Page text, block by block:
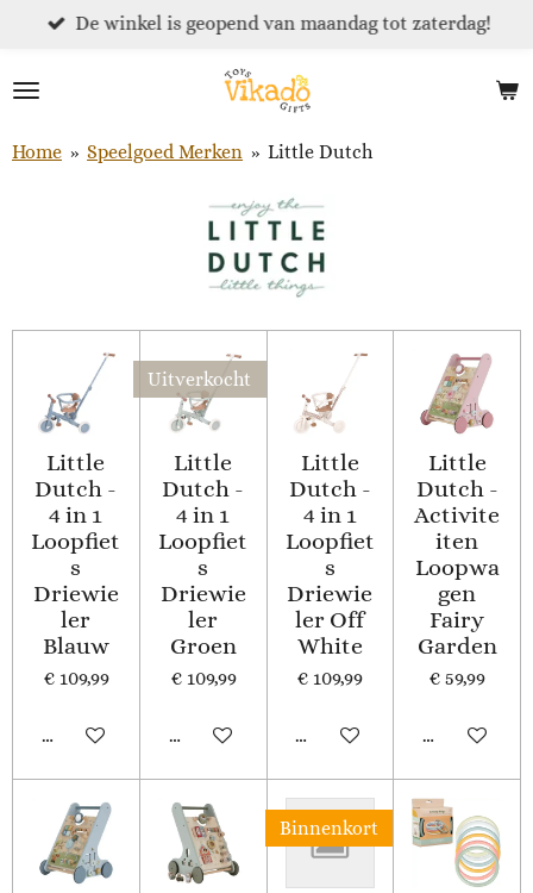
naar
hoofdinhoud
De winkel is geopend van maandag tot zaterdag!
Home » Speelgoed Merken » Little Dutch
Little
Dutch -
4 in 1
Loopfiet
s
Driewie
ler
Blauw
€ 109,99
In winkelwagen
Uitverkocht
Little
Dutch -
4 in 1
Loopfiet
s
Driewie
ler
Groen
€ 109,99
Houd mij op de hoogte
Little
Dutch -
4 in 1
Loopfiet
s
Driewie
ler Off
White
€ 109,99
In winkelwagen
Little
Dutch -
Activite
iten
Loopwa
gen
Fairy
Garden
€ 59,99
In
Binnenkort